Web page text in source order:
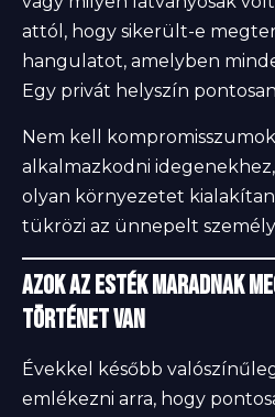
attól, hogy sikerült-e
hangulatot, amelyben
Egy privát helyszín
Nem kell
alkalmazkodni
olyan környezetet
tükrözi az ünnepelt
Azok az esték maradnak
történet van
Évekkel később
emlékezni arra, hogy